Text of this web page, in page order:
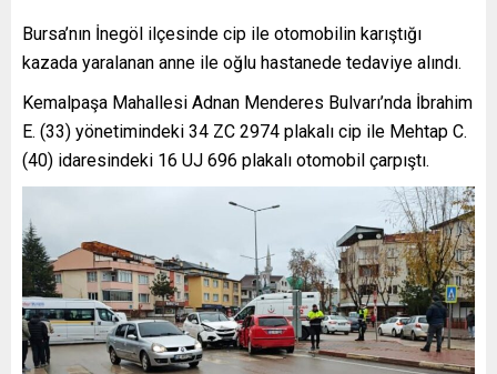
Bursa’nın İnegöl ilçesinde cip ile otomobilin karıştığı
kazada yaralanan anne ile oğlu hastanede tedaviye alındı.
Kemalpaşa Mahallesi Adnan Menderes Bulvarı’nda İbrahim
E. (33) yönetimindeki 34 ZC 2974 plakalı cip ile Mehtap C.
(40) idaresindeki 16 UJ 696 plakalı otomobil çarpıştı.